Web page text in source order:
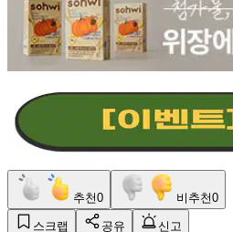
추천0 비추천0
스크랩 공유
신고